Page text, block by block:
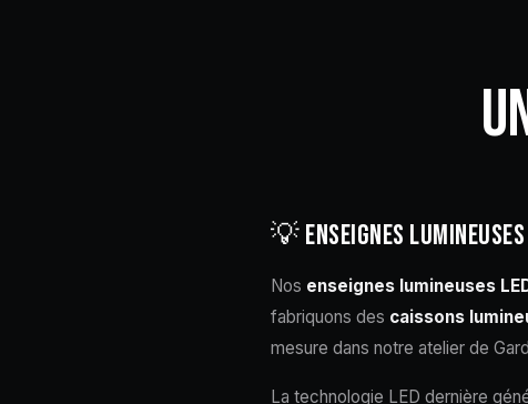
💡 ENSEIGNES
Nos enseignes lumineuses
fabriquons des caissons
mesure dans notre atelier de
La technologie LED dernière